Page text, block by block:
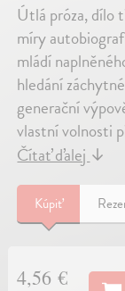
Útlá próza, dílo
míry
mládí
hledání
generační
vlastní volnosti
Čítať ďalej↓
Kúpiť
4,56 €